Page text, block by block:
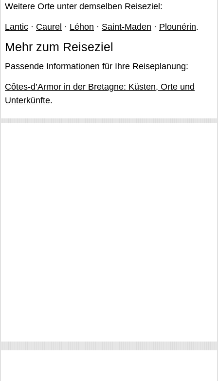
Weitere Orte unter demselben Reiseziel:
Lantic · Caurel · Léhon · Saint-Maden · Plounérin.
Mehr zum Reiseziel
Passende Informationen für Ihre Reiseplanung:
Côtes-d’Armor in der Bretagne: Küsten, Orte und
Unterkünfte.